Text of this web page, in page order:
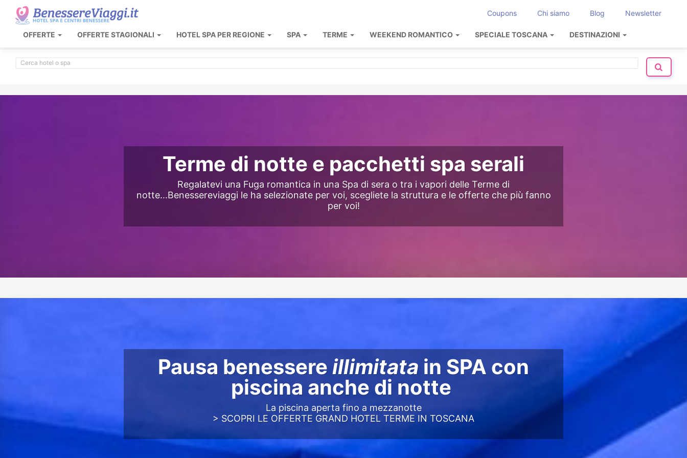
Coupons Chi siamo Blog Newsletter
OFFERTE OFFERTE STAGIONALI HOTEL SPA PER REGIONE SPA TERME WEEKEND ROMANTICO SPECIALE TOSCANA DESTINAZIONI
Terme di notte e pacchetti spa serali
Regalatevi una Fuga romantica in una Spa di sera o tra i vapori delle Terme di
notte...Benessereviaggi le ha selezionate per voi, scegliete la struttura e le offerte che più fanno
per voi!
Pausa benessere illimitata in SPA con
piscina anche di notte
La piscina aperta fino a mezzanotte
> SCOPRI LE OFFERTE GRAND HOTEL TERME IN TOSCANA